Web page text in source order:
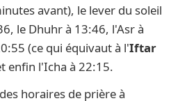
avant), le lever du soleil
le Dhuhr à 13:46, l'Asr à
(ce qui équivaut à l'Iftar
enfin l'Icha à 22:15.
horaires de prière à